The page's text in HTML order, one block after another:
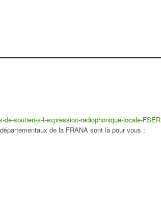
soutien-a-l-expression-radiophonique-locale-FSER
de la FRANA sont là pour vous :